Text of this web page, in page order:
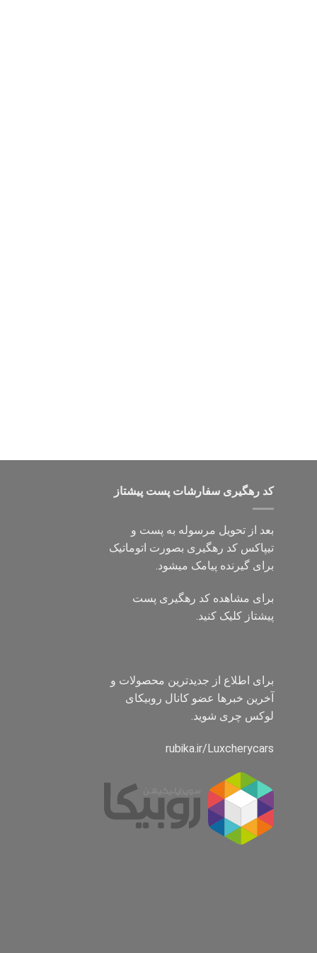
کد رهگیری سفارشات پست پیشتاز
بعد از تحویل مرسوله به پست و
تیپاکس کد رهگیری بصورت اتوماتیک
برای گیرنده پیامک میشود.
برای مشاهده کد رهگیری پست
پیشتاز کلیک کنید.
برای اطلاع از جدیدترین محصولات و
آخرین خبرها عضو کانال روبیکای
لوکس چری شوید.
rubika.ir/Luxcherycars